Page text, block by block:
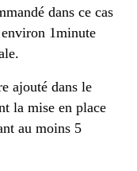
dans ce cas
1minute
ajouté dans le
la mise en place
au moins 5